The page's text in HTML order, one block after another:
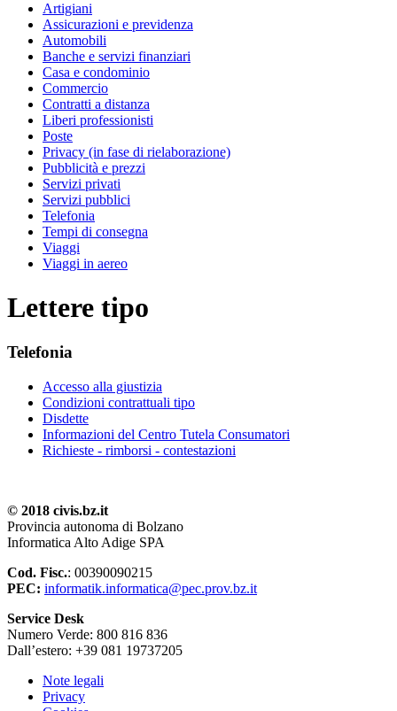
Artigiani
Assicurazioni e previdenza
Automobili
Banche e servizi finanziari
Casa e condominio
Commercio
Contratti a distanza
Liberi professionisti
Poste
Privacy (in fase di rielaborazione)
Pubblicità e prezzi
Servizi privati
Servizi pubblici
Telefonia
Tempi di consegna
Viaggi
Viaggi in aereo
Lettere tipo
Telefonia
Accesso alla giustizia
Condizioni contrattuali tipo
Disdette
Informazioni del Centro Tutela Consumatori
Richieste - rimborsi - contestazioni
© 2018 civis.bz.it
Provincia autonoma di Bolzano
Informatica Alto Adige SPA
Cod. Fisc.: 00390090215
PEC: informatik.informatica@pec.prov.bz.it
Service Desk
Numero Verde: 800 816 836
Dall’estero: +39 081 19737205
Note legali
Privacy